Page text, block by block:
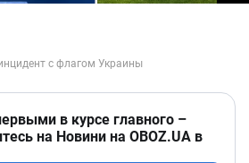
в курсе главного –
на Новини на OBOZ.UA в